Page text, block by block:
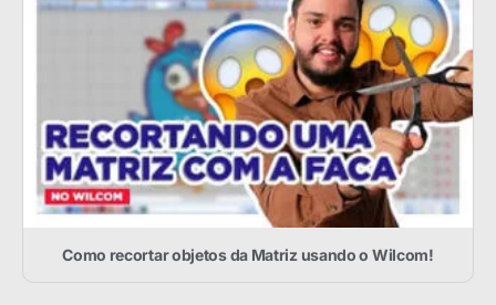
Como recortar objetos da Matriz usando o Wilcom!